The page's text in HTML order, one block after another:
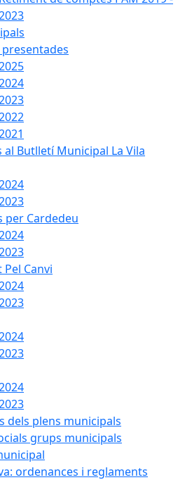
al Butlletí Municipal La Vila
per Cardedeu
Pel Canvi
dels plens municipals
grups municipals
ordenances i reglaments